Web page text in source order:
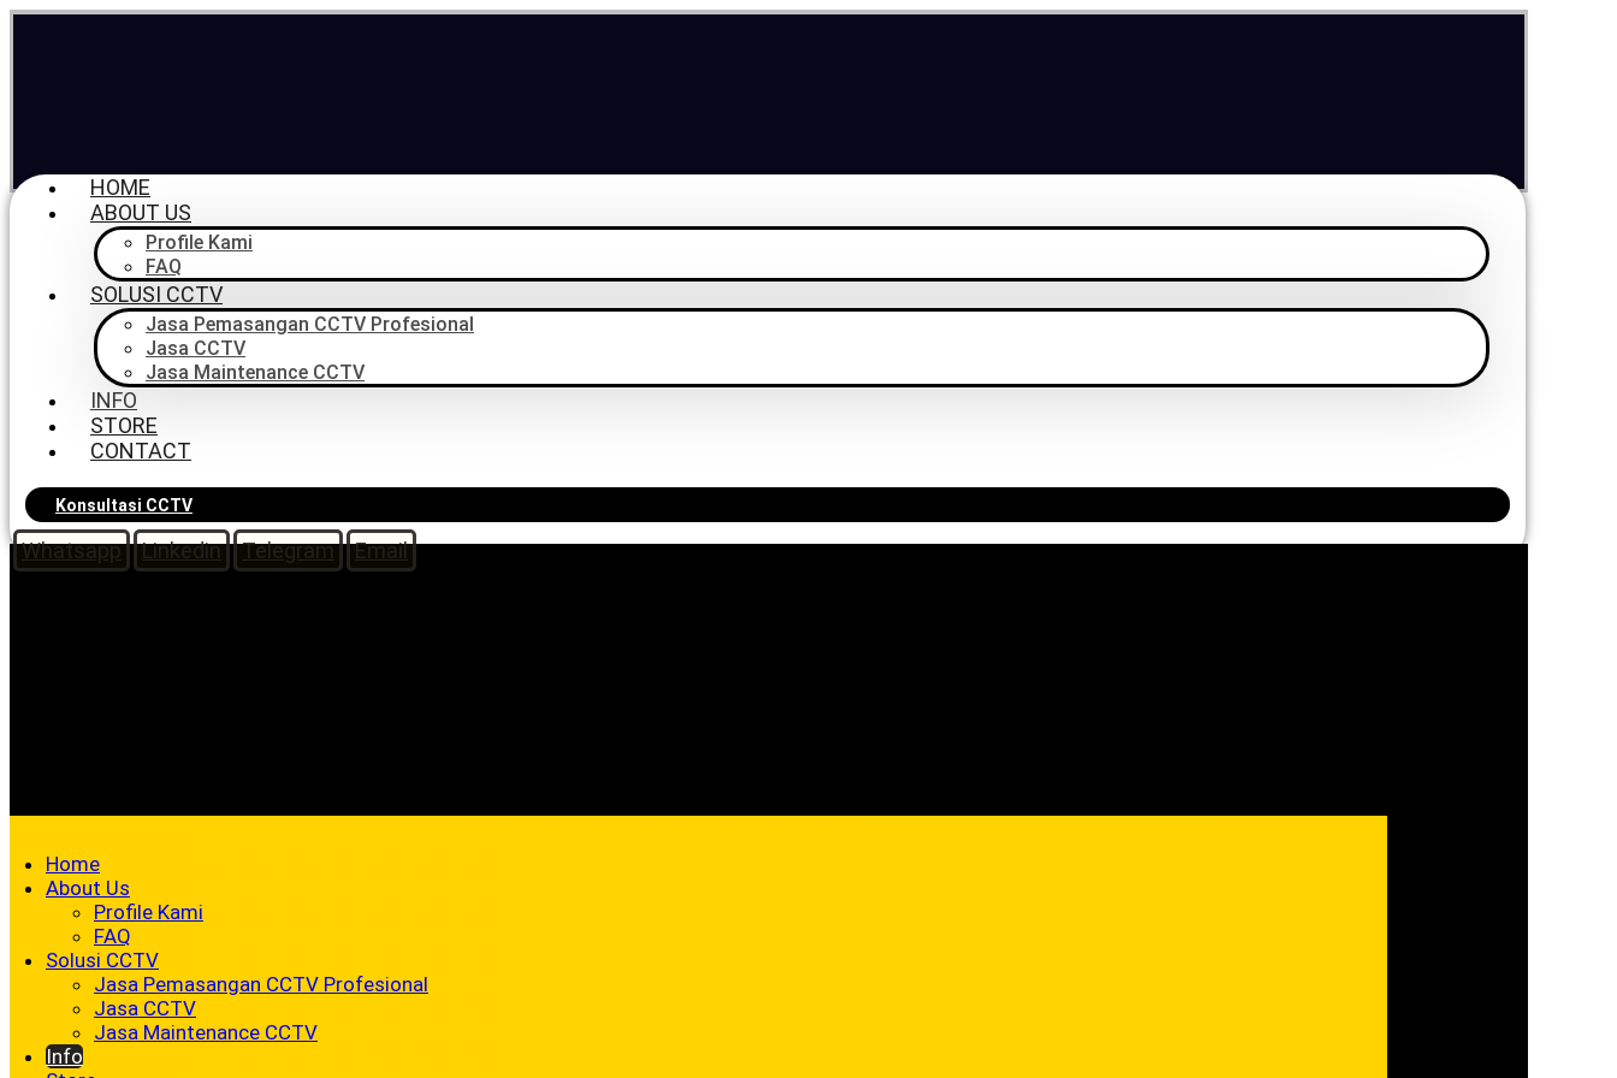
sales@pilarcctv.com
Bantuan Sales & Support
HOME
ABOUT US
Profile Kami
FAQ
SOLUSI CCTV
Jasa Pemasangan CCTV Profesional
Jasa CCTV
Jasa Maintenance CCTV
INFO
STORE
CONTACT
Konsultasi CCTV
Whatsapp Linkedin Telegram Email
Home
About Us
Profile Kami
FAQ
Solusi CCTV
Jasa Pemasangan CCTV Profesional
Jasa CCTV
Jasa Maintenance CCTV
Info